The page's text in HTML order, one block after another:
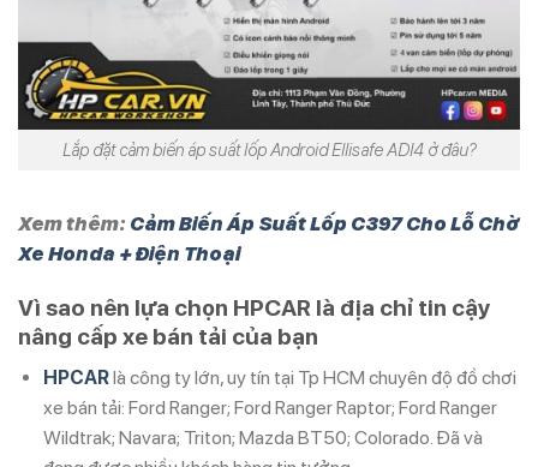
Lắp đặt cảm biến áp suất lốp Android Ellisafe ADI4 ở đâu?
Xem thêm: Cảm Biến Áp Suất Lốp C397 Cho Lỗ Chờ
Xe Honda + Điện Thoại
Vì sao nên lựa chọn HPCAR là địa chỉ tin cậy
nâng cấp xe bán tải của bạn
HPCARlà công ty lớn, uy tín tại Tp HCM chuyên độ đồ chơi
xe bán tải: Ford Ranger; Ford Ranger Raptor; Ford Ranger
Wildtrak; Navara; Triton; Mazda BT50; Colorado. Đã và